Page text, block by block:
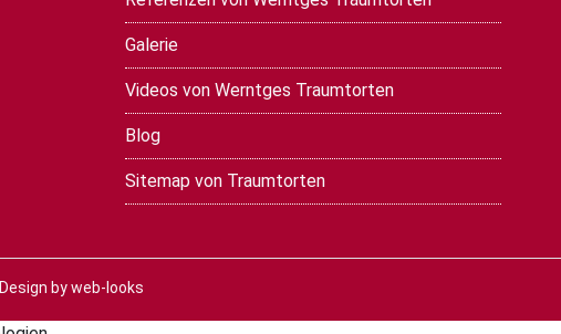
Galerie
Videos von Werntges Traumtorten
Blog
Sitemap von Traumtorten
byweb-looks